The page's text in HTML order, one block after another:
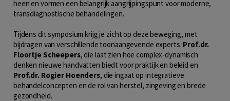
heen en vormen een belangrijk aangrijpingspunt voor moderne,
transdiagnostische behandelingen.
Tijdens dit symposium krijg je zicht op deze beweging, met
bijdragen van verschillende toonaangevende experts. Prof.dr.
Floortje Scheepers, die laat zien hoe complex-dynamisch
denken nieuwe handvatten biedt voor praktijk en beleid en
Prof.dr. Rogier Hoenders, die ingaat op integratieve
behandelconcepten en de rol van herstel, zingeving en brede
gezondheid.